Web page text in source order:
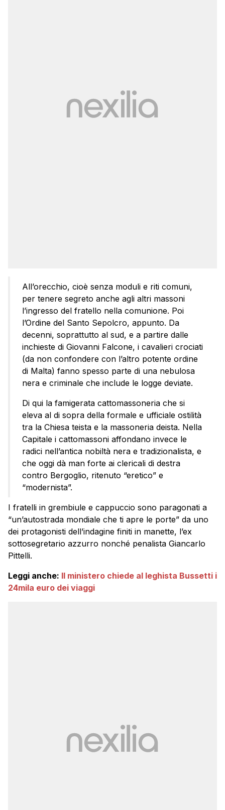
All’orecchio, cioè senza moduli e riti comuni,
per tenere segreto anche agli altri massoni
l’ingresso del fratello nella comunione. Poi
l’Ordine del Santo Sepolcro, appunto. Da
decenni, soprattutto al sud, e a partire dalle
inchieste di Giovanni Falcone, i cavalieri crociati
(da non confondere con l’altro potente ordine
di Malta) fanno spesso parte di una nebulosa
nera e criminale che include le logge deviate.
Di qui la famigerata cattomassoneria che si
eleva al di sopra della formale e ufficiale ostilità
tra la Chiesa teista e la massoneria deista. Nella
Capitale i cattomassoni affondano invece le
radici nell’antica nobiltà nera e tradizionalista, e
che oggi dà man forte ai clericali di destra
contro Bergoglio, ritenuto “eretico” e
“modernista”.
I fratelli in grembiule e cappuccio sono paragonati a
“un’autostrada mondiale che ti apre le porte” da uno
dei protagonisti dell’indagine finiti in manette, l’ex
sottosegretario azzurro nonché penalista Giancarlo
Pittelli.
Leggi anche: Il ministero chiede al leghista Bussetti i
24mila euro dei viaggi